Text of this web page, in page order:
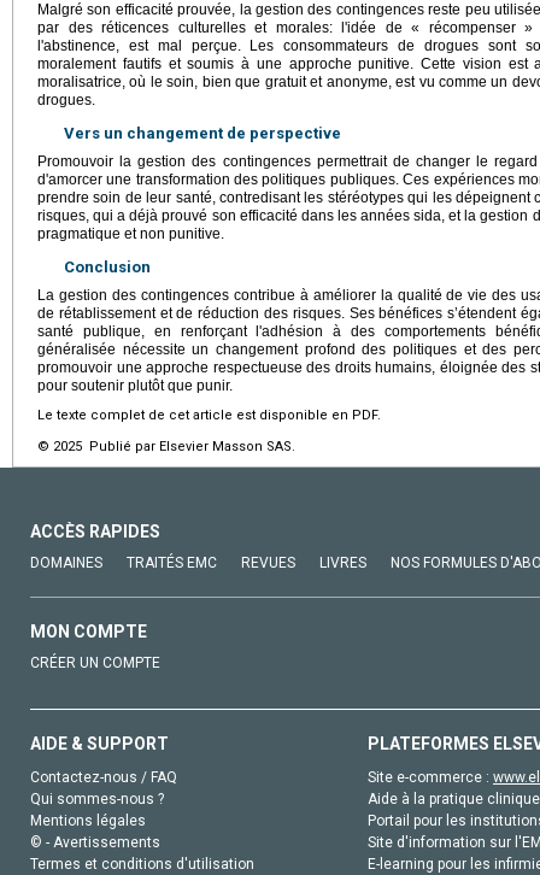
Malgré son efficacité prouvée, la gestion des contingences reste peu
par des réticences culturelles et morales: l'idée de « récompenser »
l'abstinence, est mal perçue. Les consommateurs de drogues sont
moralement fautifs et soumis à une approche punitive. Cette vision est
moralisatrice, où le soin, bien que gratuit et anonyme, est vu comme un
drogues.
Vers un changement de perspective
Promouvoir la gestion des contingences permettrait de changer le
d'amorcer une transformation des politiques publiques. Ces expériences
prendre soin de leur santé, contredisant les stéréotypes qui les dépeignent
risques, qui a déjà prouvé son efficacité dans les années sida, et la gestion
pragmatique et non punitive.
Conclusion
La gestion des contingences contribue à améliorer la qualité de vie des
de rétablissement et de réduction des risques. Ses bénéfices s’étendent
santé publique, en renforçant l'adhésion à des comportements
généralisée nécessite un changement profond des politiques et des
promouvoir une approche respectueuse des droits humains, éloignée des
pour soutenir plutôt que punir.
Le texte complet de cet article est disponible en PDF.
© 2025 Publié par Elsevier Masson SAS.
ACCÈS RAPIDES
DOMAINES TRAITÉS EMC REVUES LIVRES NOS FORMULES
MON COMPTE
CRÉER UN COMPTE
AIDE & SUPPORT
Contactez-nous / FAQ
Qui sommes-nous ?
Mentions légales
© - Avertissements
Termes et conditions d'utilisation
PLATEFORMES
Site e-commerce :
Aide à la pratique
Portail pour les
Site d'information sur
E-learning pour les